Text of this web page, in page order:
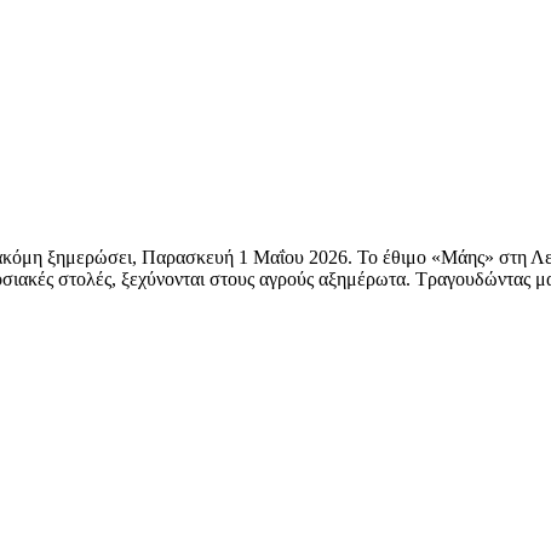
ξημερώσει, Παρασκευή 1 Μαΐου 2026. Το έθιμο «Μάης» στη
στολές, ξεχύνονται στους αγρούς αξημέρωτα. Τραγουδώντας